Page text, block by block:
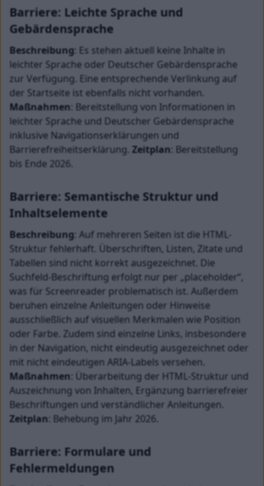
Barriere: Leichte Sprache und
Gebärdensprache
Beschreibung : Es stehen aktuell keine Inhalte in
leichter Sprache oder Deutscher Gebärdensprache
zur Verfügung. Eine entsprechende Verlinkung auf
der Startseite ist ebenfalls nicht vorhanden.
Maßnahmen : Bereitstellung von Informationen in
leichter Sprache und Deutscher Gebärdensprache
inklusive Navigationserklärungen und
Barrierefreiheitserklärung. Zeitplan : Bereitstellung
bis Ende 2026.
Barriere: Semantische Struktur und
Inhaltselemente
Beschreibung : Auf mehreren Seiten ist die HTML-
Struktur fehlerhaft. Überschriften, Listen, Zitate und
Tabellen sind nicht korrekt ausgezeichnet. Die
Suchfeld-Beschriftung erfolgt nur per „placeholder“,
was für Screenreader problematisch ist. Außerdem
beruhen einzelne Anleitungen oder Hinweise
ausschließlich auf visuellen Merkmalen wie Position
oder Farbe. Zudem sind einzelne Links, insbesondere
in der Navigation, nicht eindeutig ausgezeichnet oder
mit nicht eindeutigen ARIA-Labels versehen.
Maßnahmen : Überarbeitung der HTML-Struktur und
Auszeichnung von Inhalten, Ergänzung barrierefreier
Beschriftungen und verständlicher Anleitungen.
Zeitplan : Behebung im Jahr 2026.
Barriere: Formulare und
Fehlermeldungen